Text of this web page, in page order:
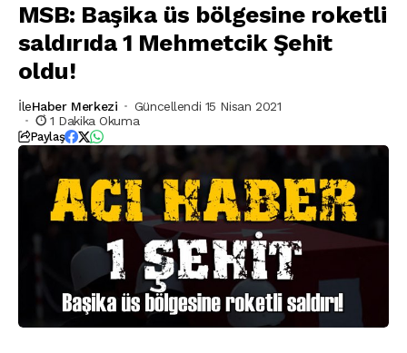
MSB: Başika üs bölgesine roketli
saldırıda 1 Mehmetcik Şehit
oldu!
İleHaber Merkezi
Güncellendi 15 Nisan 2021
1 Dakika Okuma
Paylaş